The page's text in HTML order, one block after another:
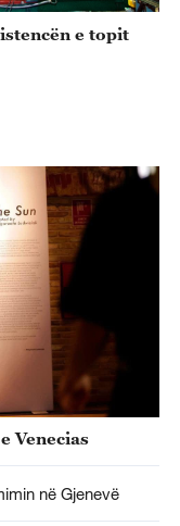
e topit
Venecias
në Gjenevë